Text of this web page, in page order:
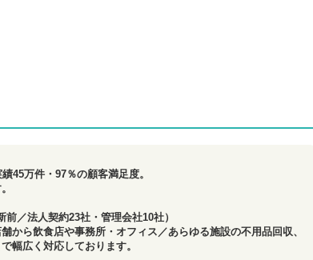
45万件・97％の顧客満足度。
／法人契約23社・管理会社10社）
から飲食店や事務所・オフィス／あらゆる施設の不用品回収、
幅広く対応しております。